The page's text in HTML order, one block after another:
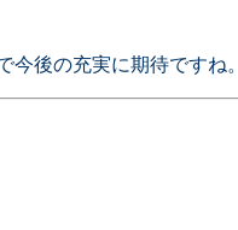
後の充実に期待ですね。